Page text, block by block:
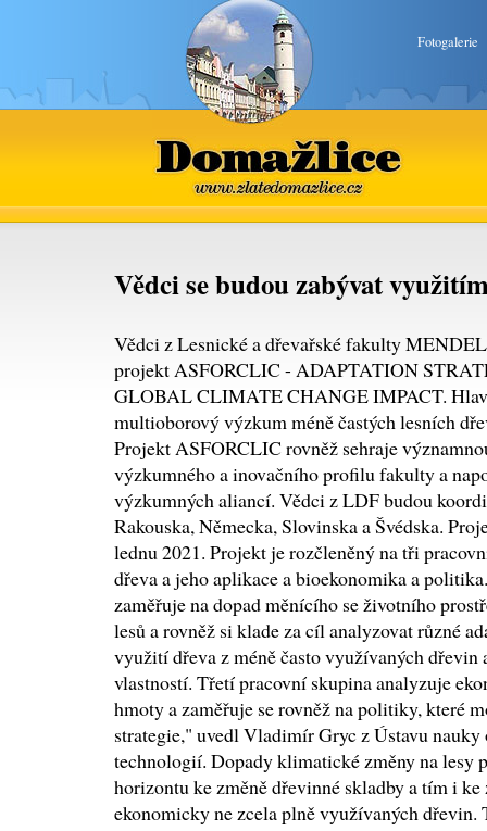
Fotogalerie
Domažlice
www.zlatedomazlice.cz
Vědci se budou zabývat
Vědci z Lesnické a dřevařské fakulty
projekt ASFORCLIC - ADAPTATION
GLOBAL CLIMATE CHANGE IMPACT.
multioborový výzkum méně častých lesních
Projekt ASFORCLIC rovněž sehraje
výzkumného a inovačního profilu fakulty a
výzkumných aliancí. Vědci z LDF budou
Rakouska, Německa, Slovinska a Švédska.
lednu 2021. Projekt je rozčleněný na tři
dřeva a jeho aplikace a bioekonomika a
zaměřuje na dopad měnícího se životního
lesů a rovněž si klade za cíl analyzovat různé
využití dřeva z méně často využívaných dřevin
vlastností. Třetí pracovní skupina analyzuje
hmoty a zaměřuje se rovněž na politiky, které
strategie," uvedl Vladimír Gryc z Ústavu nauky
technologií. Dopady klimatické změny na lesy
horizontu ke změně dřevinné skladby a tím i
ekonomicky ne zcela plně využívaných dřevin.